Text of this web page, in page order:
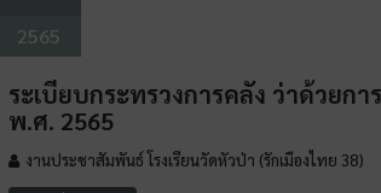
2565
ระเบียบกระทรวงการคลัง ว่าด้วยก
พ.ศ. 2565
งานประชาสัมพันธ์ โรงเรียนวัดหัวป่า (รักเมืองไทย 38)